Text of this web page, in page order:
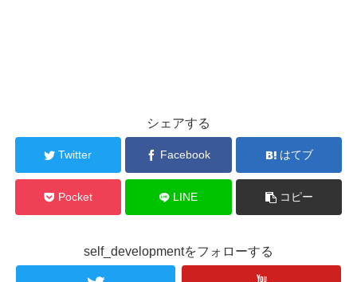
シェアする
Twitter Facebook はてブ
Pocket LINE コピー
self_developmentをフォローする